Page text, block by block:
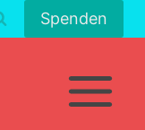
Spenden